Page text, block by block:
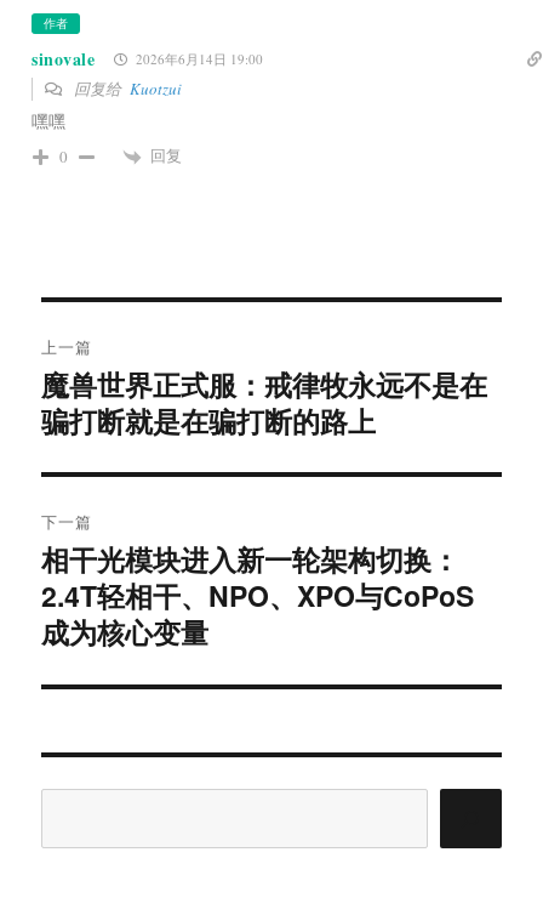
作者
sinovale 2026年6月14日 19:00
回复给 Kuotzui
嘿嘿
0 回复
章
导
航
上一篇
上
篇
章：
魔兽世界正式服：戒律牧永远不是在
骗打断就是在骗打断的路上
下一篇
下
篇
文
章：
相干光模块进入新一轮架构切换：
2.4T轻相干、NPO、XPO与CoPoS
成为核心变量